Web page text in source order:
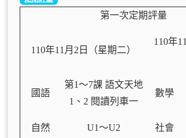
第一次定期評量
110年11 月2日（星期二）
110年11
國語
第1～7課 語文天地
1、2 閱讀列車一
數學
自然 U1～U2 社會